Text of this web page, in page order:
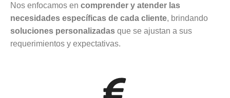
Nos enfocamos en comprender y atender las
necesidades específicas de cada cliente, brindando
soluciones personalizadas que se ajustan a sus
requerimientos y expectativas.